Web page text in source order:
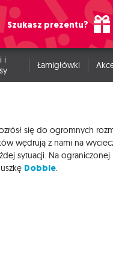
Szukasz prezentu?
i
Łamigłówki
się do ogromnych
wędrują z nami na
sytuacji. Na ograniczonej
Dobble.